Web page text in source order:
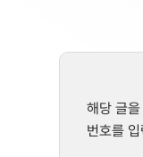
해당 글
번호를